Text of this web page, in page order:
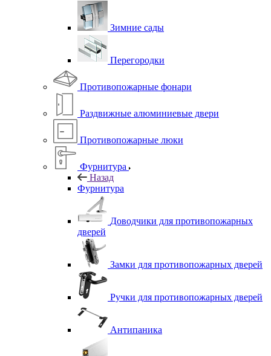
Зимние сады
Перегородки
Противопожарные фонари
Раздвижные алюминиевые двери
Противопожарные люки
Фурнитура
Назад
Фурнитура
Доводчики для противопожарных
дверей
Замки для противопожарных дверей
Ручки для противопожарных дверей
Антипаника